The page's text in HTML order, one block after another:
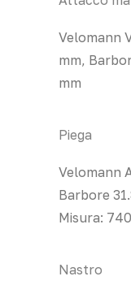
Velomann
mm,
mm
Piega
Velomann
Barbore
Misura:
Nastro